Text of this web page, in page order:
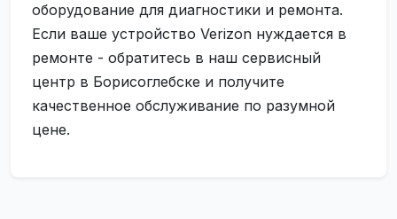
оборудование для диагностики и ремонта.
Если ваше устройство Verizon нуждается в
ремонте - обратитесь в наш сервисный
центр в Борисоглебске и получите
качественное обслуживание по разумной
цене.